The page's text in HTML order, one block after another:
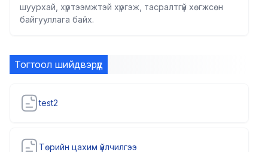
шуурхай, хүртээмжтэй хүргэж, тасралтгүй хөгжсөн
байгууллага байх.
Тогтоол шийдвэрүүд
test2
Төрийн цахим үйлчилгээ